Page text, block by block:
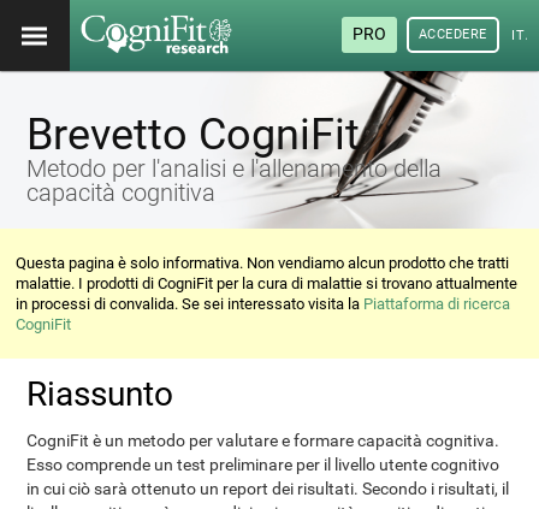
PRO ACCEDERE
Brevetto CogniFit
Metodo per l'analisi e l'allenamento della
capacità cognitiva
Questa pagina è solo informativa. Non vendiamo alcun prodotto che tratti
malattie. I prodotti di CogniFit per la cura di malattie si trovano attualmente
in processi di convalida. Se sei interessato visita la Piattaforma di ricerca
CogniFit
Riassunto
CogniFit è un metodo per valutare e formare capacità cognitiva.
Esso comprende un test preliminare per il livello utente cognitivo
in cui ciò sarà ottenuto un report dei risultati. Secondo i risultati, il